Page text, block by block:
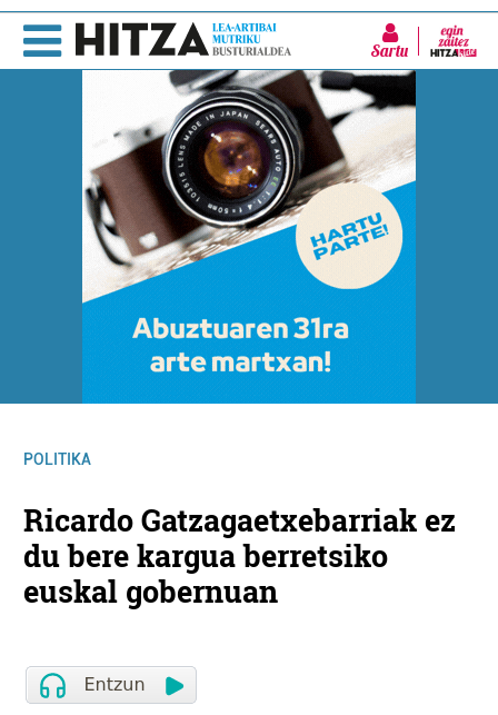
Sartu
POLITIKA
Ricardo Gatzagaetxebarriak ez
du bere kargua berretsiko
euskal gobernuan